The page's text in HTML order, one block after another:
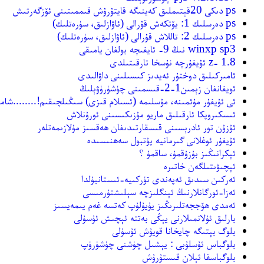
ps دىكى 20قېتىملىق كەينىگە قايتۇرۇش قىممىتىنى ئۆزگەرتىش
ps دەرسلىك 1: يۆتكەش قۇرالى (ئاۋازلىق، سۈرەتلىك)
ps دەرسلىك 2: تاللاش قۇرالى (ئاۋازلىق، سۈرەتلىك)
winxp sp3 نىڭ 9- ئايغىچە بولغان يامىقى
z- 1.8 ئۇيغۇرچە نۇسخا تارقىتىلدى
ئامىركىلىق دوختۇر ئەيدىز كىسىلىنى داۋالىدى
ئويغانغان زېمىن1-2-قىسمىنى چۈشۈرۈۋېلىڭ
ئى ئۇيغۇر مۇئمىنە، مۇسلىمە (ئسىلام قىزى)
ئىسكىروپكا ئارقىلىق ماريو مۇزىكىسىنى ئورۇنلاش
ئۇزۇن تور ئادرېسىنى قىسقارتىدىغان ھەقسىز مۇلازىمەتلەر
ئۇيغۇر ئوغلانى گىرمانيە پۇتبول سەھنىسىدە
ئېكرانىڭىز بۇزۇقمۇ، ساقمۇ ؟
ئېچىۋىتىلگەن خاتىرە
ئەركىن سىدىق ئەپەندى تۈركىيە-ئىستانبۇلدا
ئەزا-ئورگانلارنىڭ ئېنگلىزچە سېلىشتۇرمىسى
ئەمدى ھۆججەتلىرىڭىز يۇيۇلۇپ كەتسە غەم يىمەيسىز
بارلىق ئۇلانمىلارنى يېڭى بەتتە ئېچىش ئۇسۇلى
بلوگ بېتىگە چايخانا قويۇش ئۇسۇلى
بلوگباس ئۇسلۇبى : يېشىل چۈشنى چۈشۈرۈپ
بلوگباسقا ئېلان قىستۇرۇش